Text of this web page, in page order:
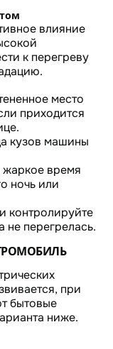
влияние
к перегреву
место
приходится
кузов машины
жаркое время
ночь или
контролируйте
не перегрелась.
при
бытовые
ниже.